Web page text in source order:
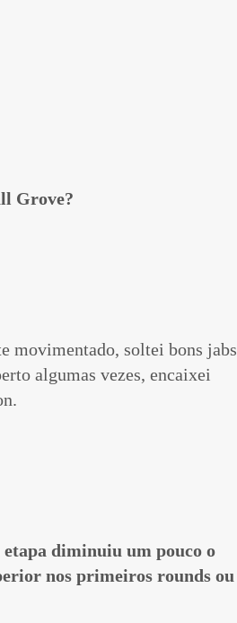
Grove?
movimentado, soltei bons jabs
algumas vezes, encaixei
diminuiu um pouco o
nos primeiros rounds ou